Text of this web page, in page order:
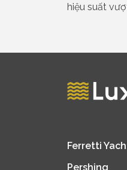
hiệu suất
Ferretti
Pershing